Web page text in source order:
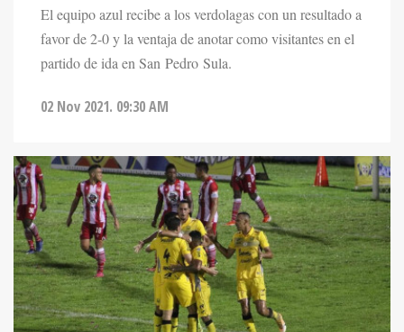
El equipo azul recibe a los verdolagas con un resultado a
favor de 2-0 y la ventaja de anotar como visitantes en el
partido de ida en San Pedro Sula.
02 Nov 2021. 09:30 AM